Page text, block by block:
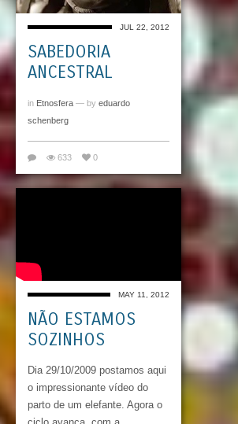
JUL 22, 2012
SABEDORIA
ANCESTRAL
in Etnosfera — by eduardo
schenberg
633 0
MAY 11, 2012
NÃO ESTAMOS
SOZINHOS
Dia 29/10/2009 postamos aqui
o impressionante vídeo do
parto de um elefante. Agora o